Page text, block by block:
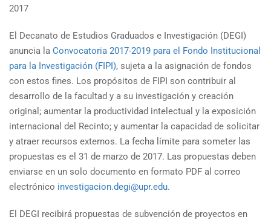
2017
El Decanato de Estudios Graduados e Investigación (DEGI)
anuncia la Convocatoria 2017-2019 para el Fondo Institucional
para la Investigación (FIPI), sujeta a la asignación de fondos
con estos fines. Los propósitos de FIPI son contribuir al
desarrollo de la facultad y a su investigación y creación
original; aumentar la productividad intelectual y la exposición
internacional del Recinto; y aumentar la capacidad de solicitar
y atraer recursos externos. La fecha límite para someter las
propuestas es el 31 de marzo de 2017. Las propuestas deben
enviarse en un solo documento en formato PDF al correo
electrónico investigacion.degi@upr.edu.
El DEGI recibirá propuestas de subvención de proyectos en